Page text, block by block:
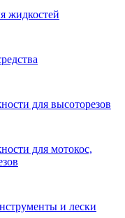
жидкостей
для высоторезов
для мотокос,
и лески